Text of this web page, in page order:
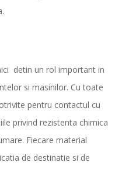
detin un rol important in
si masinilor. Cu toate
pentru contactul cu
privind rezistenta chimica
Fiecare material
de destinatie si de